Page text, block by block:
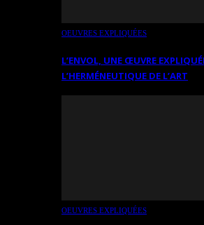
OEUVRES EXPLIQUÉES
L’ENVOL, UNE ŒUVRE
L’HERMÉNEUTIQUE DE L’ART
OEUVRES EXPLIQUÉES